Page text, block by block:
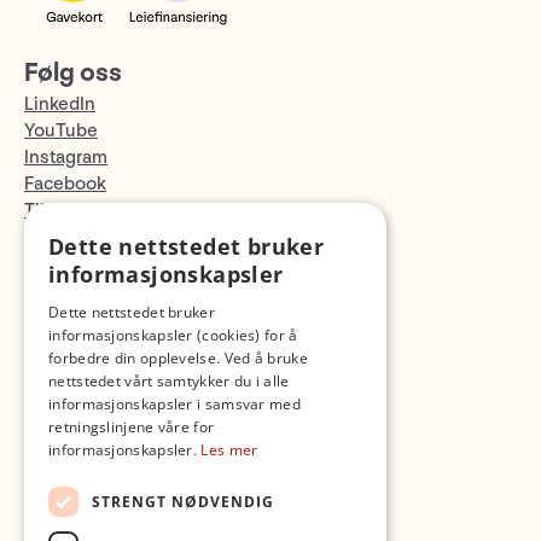
Følg oss
LinkedIn
YouTube
Instagram
Facebook
TikTok
Fotopodden
Dette nettstedet bruker
informasjonskapsler
Dette nettstedet bruker
informasjonskapsler (cookies) for å
forbedre din opplevelse. Ved å bruke
nettstedet vårt samtykker du i alle
informasjonskapsler i samsvar med
retningslinjene våre for
informasjonskapsler. Les mer
STRENGT NØDVENDIG